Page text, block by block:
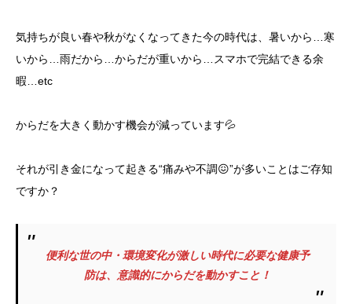
気持ちが良い春や秋がなくなってきた今の時代は、暑いから…寒
いから…雨だから…からだが重いから…スマホで完結できる余
暇…etc
からだを大きく動かす機会が減っています💦
それが引き金になって起きる“痛みや不調😖”が多いことはご存知
ですか？
便利な世の中・環境変化が激しい時代に必要な健康予
防は、意識的にからだを動かすこと！